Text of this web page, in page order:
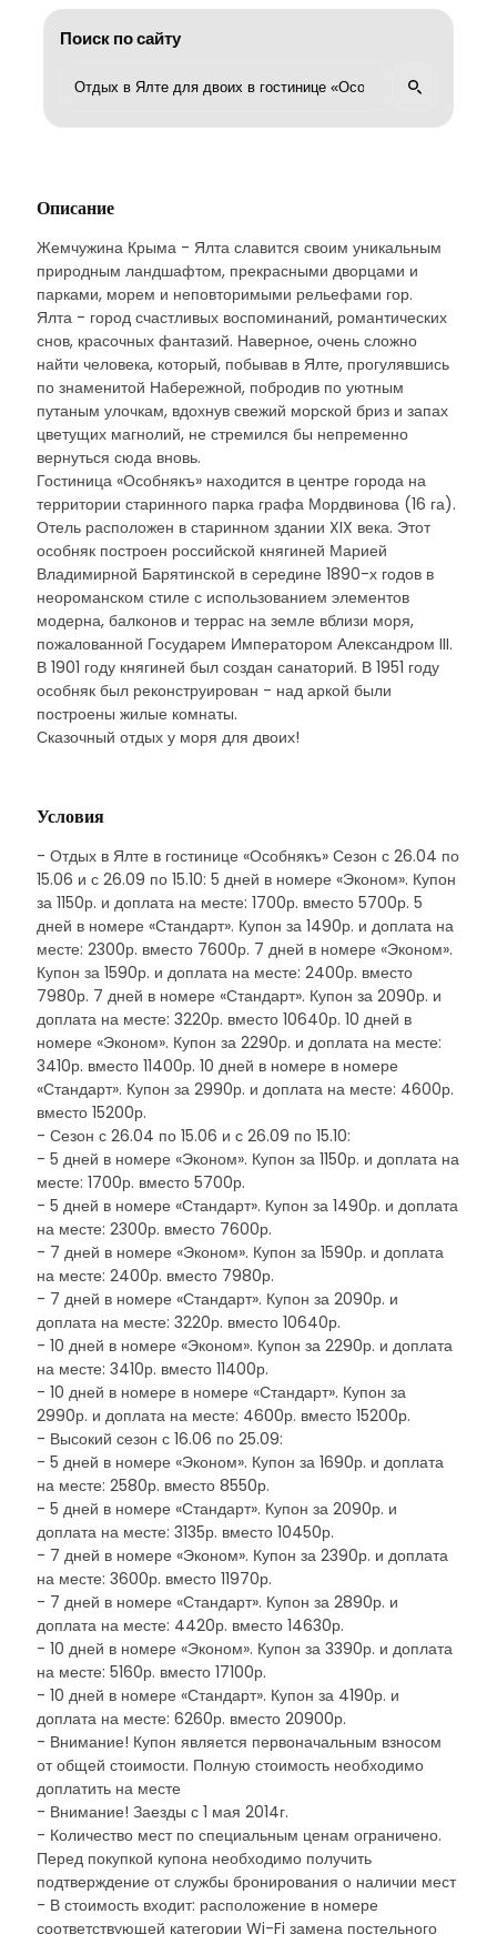
Поиск по сайту
Описание
Жемчужина Крыма - Ялта славится своим уникальным
природным ландшафтом, прекрасными дворцами и
парками, морем и неповторимыми рельефами гор.
Ялта - город счастливых воспоминаний, романтических
снов, красочных фантазий. Наверное, очень сложно
найти человека, который, побывав в Ялте, прогулявшись
по знаменитой Набережной, побродив по уютным
путаным улочкам, вдохнув свежий морской бриз и запах
цветущих магнолий, не стремился бы непременно
вернуться сюда вновь.
Гостиница «Особнякъ» находится в центре города на
территории старинного парка графа Мордвинова (16 га).
Отель расположен в старинном здании XIX века. Этот
особняк построен российской княгиней Марией
Владимирной Барятинской в середине 1890-х годов в
неороманском стиле с использованием элементов
модерна, балконов и террас на земле вблизи моря,
пожалованной Государем Императором Александром III.
В 1901 году княгиней был создан санаторий. В 1951 году
особняк был реконструирован - над аркой были
построены жилые комнаты.
Сказочный отдых у моря для двоих!
Условия
- Отдых в Ялте в гостинице «Особнякъ» Сезон с 26.04 по
15.06 и с 26.09 по 15.10: 5 дней в номере «Эконом». Купон
за 1150р. и доплата на месте: 1700р. вместо 5700р. 5
дней в номере «Стандарт». Купон за 1490р. и доплата на
месте: 2300р. вместо 7600р. 7 дней в номере «Эконом».
Купон за 1590р. и доплата на месте: 2400р. вместо
7980р. 7 дней в номере «Стандарт». Купон за 2090р. и
доплата на месте: 3220р. вместо 10640р. 10 дней в
номере «Эконом». Купон за 2290р. и доплата на месте:
3410р. вместо 11400р. 10 дней в номере в номере
«Стандарт». Купон за 2990р. и доплата на месте: 4600р.
вместо 15200р.
- Сезон с 26.04 по 15.06 и с 26.09 по 15.10:
- 5 дней в номере «Эконом». Купон за 1150р. и доплата на
месте: 1700р. вместо 5700р.
- 5 дней в номере «Стандарт». Купон за 1490р. и доплата
на месте: 2300р. вместо 7600р.
- 7 дней в номере «Эконом». Купон за 1590р. и доплата
на месте: 2400р. вместо 7980р.
- 7 дней в номере «Стандарт». Купон за 2090р. и
доплата на месте: 3220р. вместо 10640р.
- 10 дней в номере «Эконом». Купон за 2290р. и доплата
на месте: 3410р. вместо 11400р.
- 10 дней в номере в номере «Стандарт». Купон за
2990р. и доплата на месте: 4600р. вместо 15200р.
- Высокий сезон с 16.06 по 25.09:
- 5 дней в номере «Эконом». Купон за 1690р. и доплата
на месте: 2580р. вместо 8550р.
- 5 дней в номере «Стандарт». Купон за 2090р. и
доплата на месте: 3135р. вместо 10450р.
- 7 дней в номере «Эконом». Купон за 2390р. и доплата
на месте: 3600р. вместо 11970р.
- 7 дней в номере «Стандарт». Купон за 2890р. и
доплата на месте: 4420р. вместо 14630р.
- 10 дней в номере «Эконом». Купон за 3390р. и доплата
на месте: 5160р. вместо 17100р.
- 10 дней в номере «Стандарт». Купон за 4190р. и
доплата на месте: 6260р. вместо 20900р.
- Внимание! Купон является первоначальным взносом
от общей стоимости. Полную стоимость необходимо
доплатить на месте
- Внимание! Заезды с 1 мая 2014г.
- Количество мест по специальным ценам ограничено.
Перед покупкой купона необходимо получить
подтверждение от службы бронирования о наличии мест
- В стоимость входит: расположение в номере
соответствующей категории Wi-Fi замена постельного